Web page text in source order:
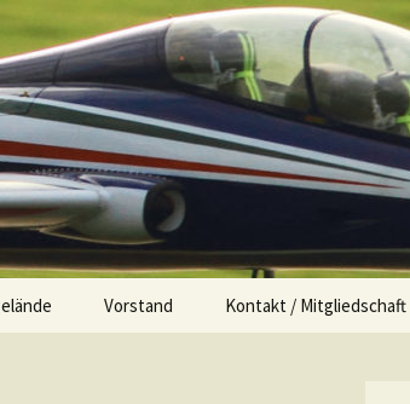
Vorstand Kontakt / Mitgliedschaft